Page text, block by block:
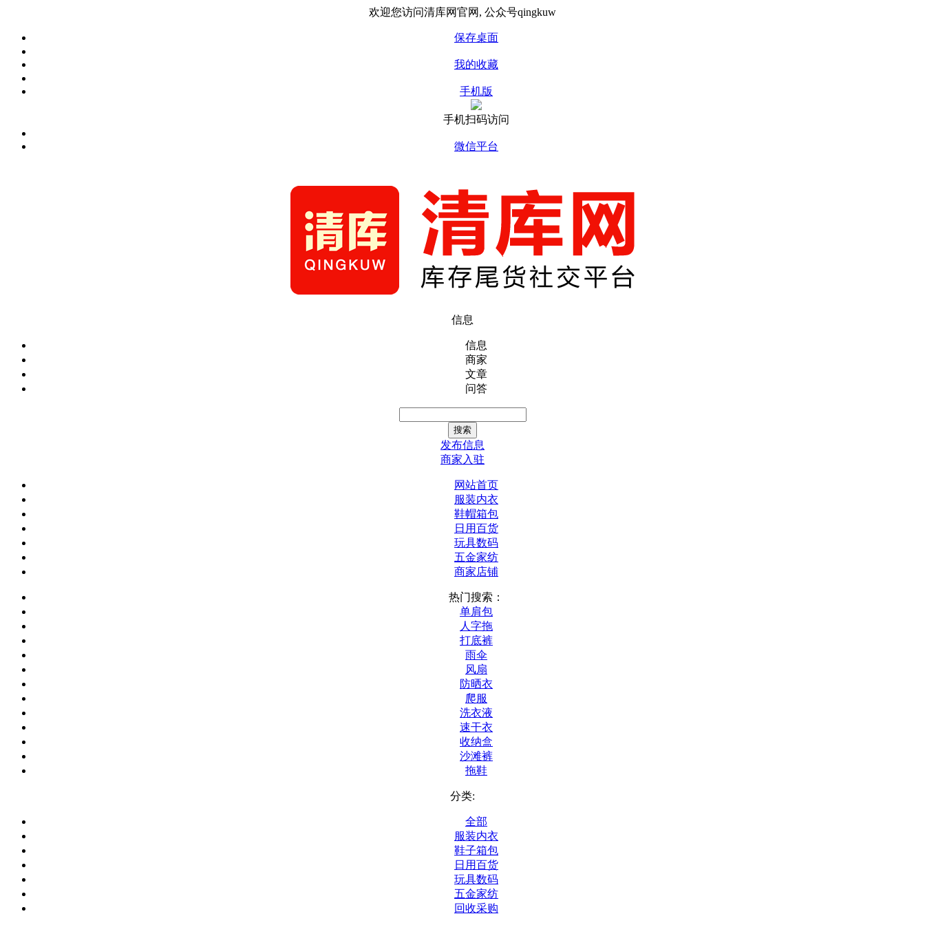
欢迎您访问清库网官网, 公众号qingkuw
保存桌面
我的收藏
手机版
手机扫码访问
微信平台
信息
信息
商家
文章
问答
发布信息
商家入驻
网站首页
服装内衣
鞋帽箱包
日用百货
玩具数码
五金家纺
商家店铺
热门搜索：
单肩包
人字拖
打底裤
雨伞
风扇
防晒衣
爬服
洗衣液
速干衣
收纳盒
沙滩裤
拖鞋
分类:
全部
服装内衣
鞋子箱包
日用百货
玩具数码
五金家纺
回收采购